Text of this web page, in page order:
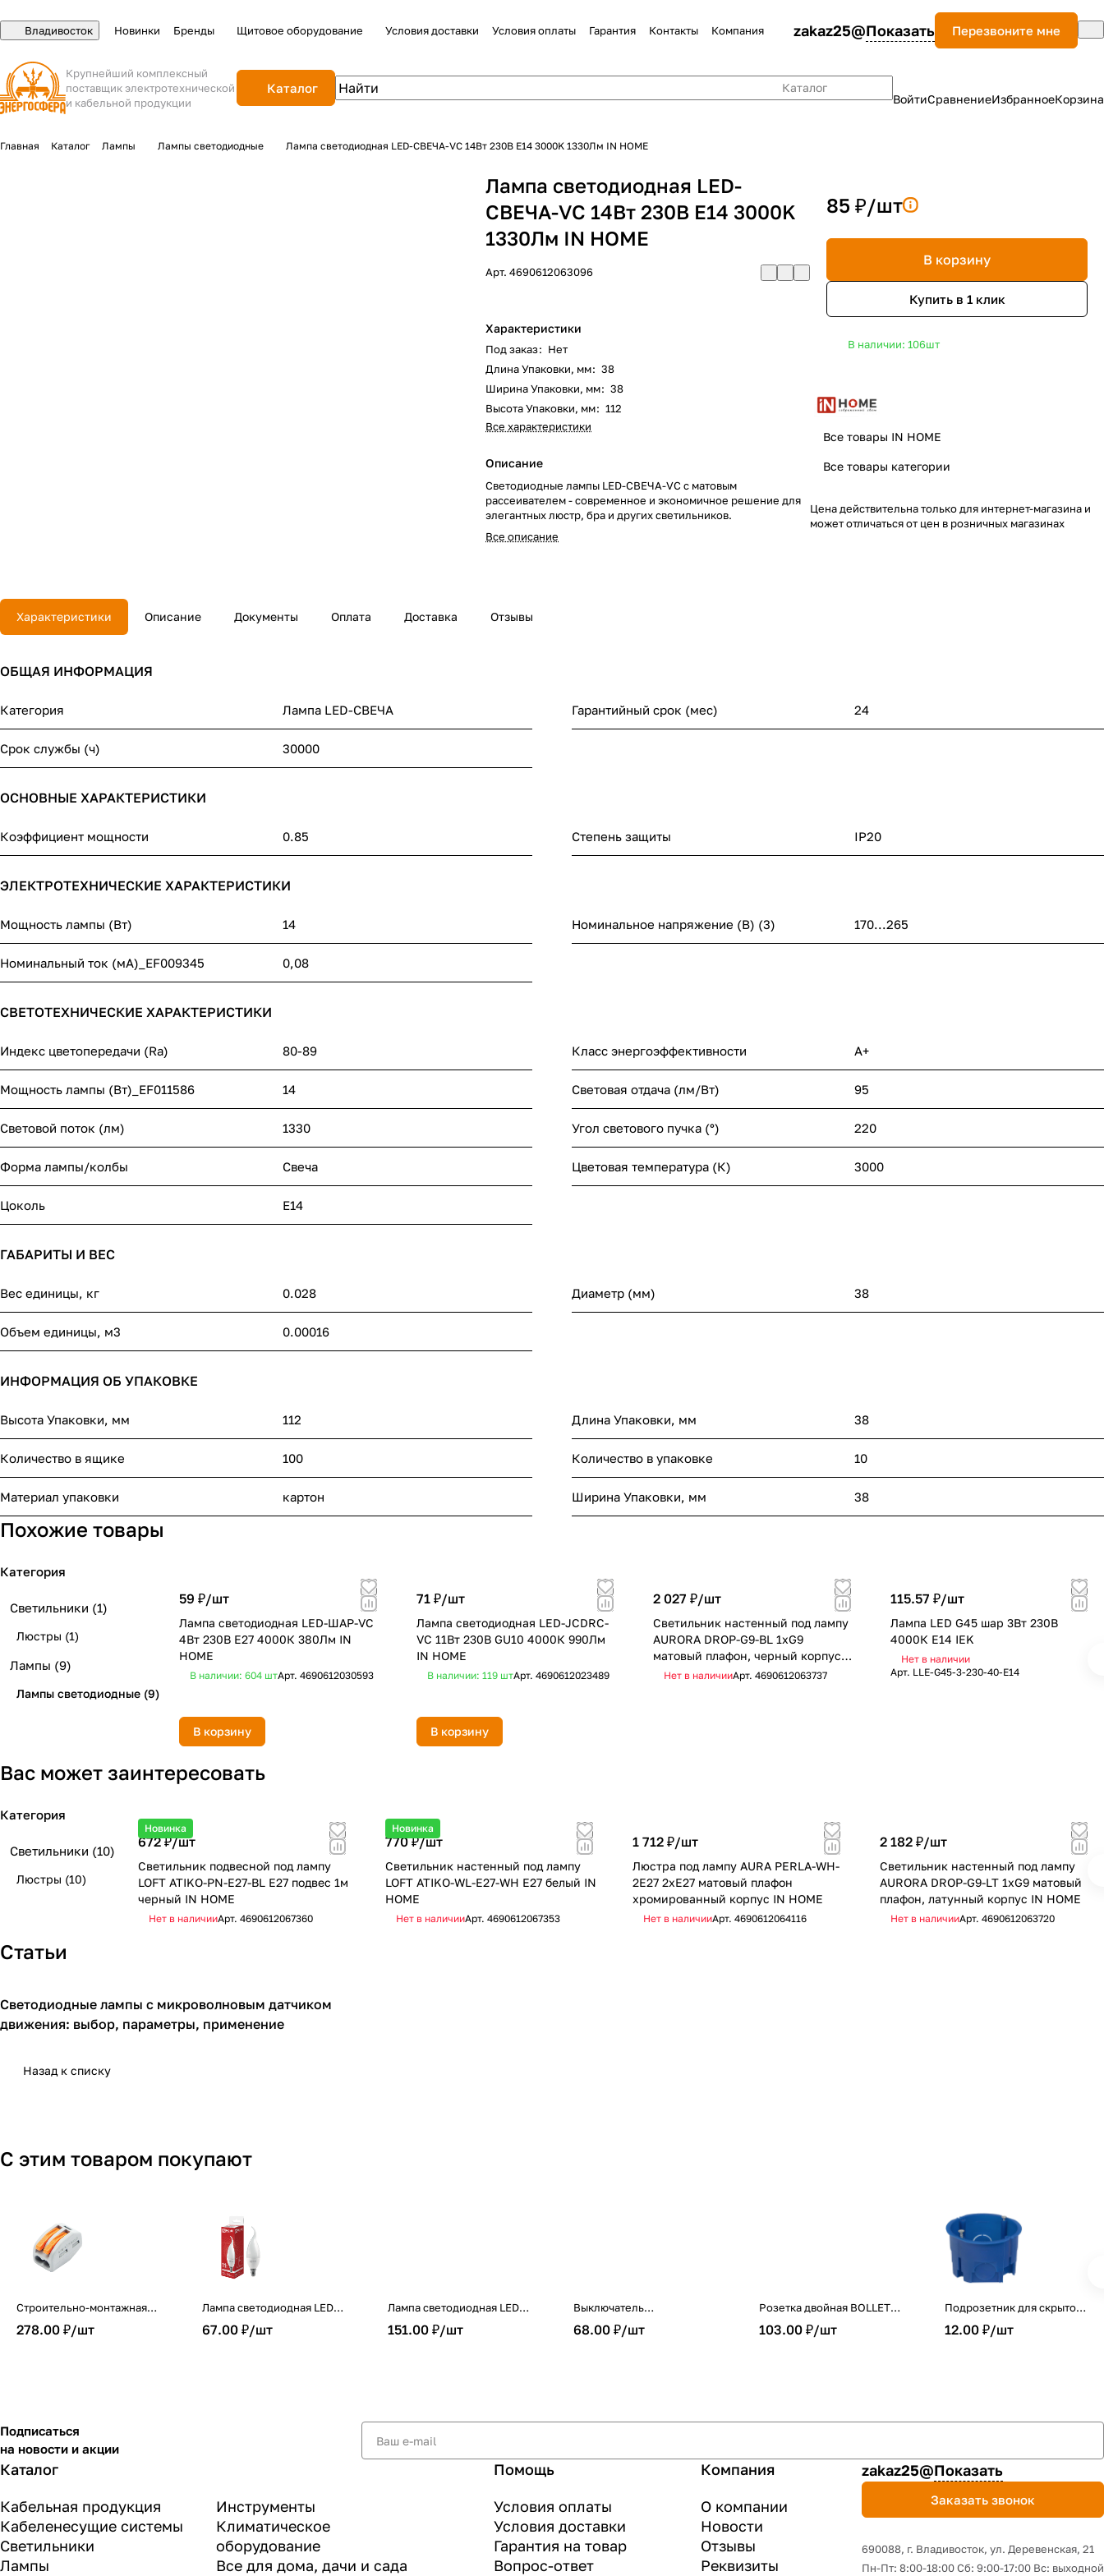
Владивосток Новинки Бренды Щитовое оборудование Условия доставки Условия оплаты Гарантия Контакты Компания zakaz25@Показать Перезвоните мне
Крупнейший комплексный
поставщик электротехнической
и кабельной продукции
Каталог
Каталог
ВойтиСравнениеИзбранноеКорзина
Главная Каталог Лампы Лампы светодиодные Лампа светодиодная LED-СВЕЧА-VC 14Вт 230В E14 3000K 1330Лм IN HOME
Лампа светодиодная LED-
СВЕЧА-VC 14Вт 230В E14 3000K
1330Лм IN HOME
Арт.4690612063096
Характеристики
Под заказ: Нет
Длина Упаковки, мм: 38
Ширина Упаковки, мм: 38
Высота Упаковки, мм: 112
Все характеристики
Описание
Светодиодные лампы LED-СВЕЧА-VC с матовым
рассеивателем - современное и экономичное решение для
элегантных люстр, бра и других светильников.
Все описание
85 ₽/шт
В корзину
Купить в 1 клик
В наличии: 106шт
Все товары IN HOME
Все товары категории
Цена действительна только для интернет-магазина и
может отличаться от цен в розничных магазинах
Характеристики Описание Документы Оплата Доставка Отзывы
ОБЩАЯ ИНФОРМАЦИЯ
Категория Лампа LED-СВЕЧА Гарантийный срок (мес) 24
Срок службы (ч) 30000
ОСНОВНЫЕ ХАРАКТЕРИСТИКИ
Коэффициент мощности 0.85 Степень защиты IP20
ЭЛЕКТРОТЕХНИЧЕСКИЕ ХАРАКТЕРИСТИКИ
Мощность лампы (Вт) 14 Номинальное напряжение (В) (3) 170...265
Номинальный ток (мА)_EF009345 0,08
СВЕТОТЕХНИЧЕСКИЕ ХАРАКТЕРИСТИКИ
Индекс цветопередачи (Ra) 80-89 Класс энергоэффективности A+
Мощность лампы (Вт)_EF011586 14 Световая отдача (лм/Вт) 95
Световой поток (лм) 1330 Угол светового пучка (°) 220
Форма лампы/колбы Свеча Цветовая температура (К) 3000
Цоколь E14
ГАБАРИТЫ И ВЕС
Вес единицы, кг 0.028 Диаметр (мм) 38
Объем единицы, м3 0.00016
ИНФОРМАЦИЯ ОБ УПАКОВКЕ
Высота Упаковки, мм 112 Длина Упаковки, мм 38
Количество в ящике 100 Количество в упаковке 10
Материал упаковки картон Ширина Упаковки, мм 38
Похожие товары
59 ₽/шт
Лампа светодиодная LED-ШАР-VC
4Вт 230В Е27 4000К 380Лм IN
HOME
В наличии: 604 штАрт. 4690612030593
В корзину
71 ₽/шт
Лампа светодиодная LED-JCDRC-
VC 11Вт 230В GU10 4000К 990Лм
IN HOME
В наличии: 119 штАрт. 4690612023489
В корзину
2 027 ₽/шт
Светильник настенный под лампу
AURORA DROP-G9-BL 1хG9
матовый плафон, черный корпус
IN HOME
Нет в наличииАрт. 4690612063737
115.57 ₽/шт
Лампа LED G45 шар 3Вт 230В
4000К E14 IEK
Нет в наличии
Арт. LLE-G45-3-230-40-E14
Категория
Светильники (1)
Люстры (1)
Лампы (9)
Лампы светодиодные (9)
Вас может заинтересовать
Новинка
672 ₽/шт
Светильник подвесной под лампу
LOFT ATIKO-PN-E27-BL Е27 подвес 1м
черный IN HOME
Нет в наличииАрт. 4690612067360
Новинка
770 ₽/шт
Светильник настенный под лампу
LOFT ATIKO-WL-E27-WH Е27 белый IN
HOME
Нет в наличииАрт. 4690612067353
1 712 ₽/шт
Люстра под лампу AURA PERLA-WH-
2E27 2хЕ27 матовый плафон
хромированный корпус IN HOME
Нет в наличииАрт. 4690612064116
2 182 ₽/шт
Светильник настенный под лампу
AURORA DROP-G9-LT 1хG9 матовый
плафон, латунный корпус IN HOME
Нет в наличииАрт. 4690612063720
Категория
Светильники (10)
Люстры (10)
Статьи
Освещение для дома
Светодиодные лампы с микроволновым датчиком
движения: выбор, параметры, применение
Назад к списку
С этим товаром покупают
Строительно-монтажная
клемма СМК 222-412
(25шт./упак.) IN HOME
278.00 ₽/шт
Лампа светодиодная LED-
СВЕЧА НА ВЕТРУ-VC 11Вт
230В Е14 4000К 1050Лм IN
67.00 ₽/шт
Лампа светодиодная LED-
T8-М-PRO 20Вт 230В G13
6500К 2000Лм 1200мм
151.00 ₽/шт
Выключатель
одноклавишный BOLLETO
белый накладной 7021 IN
68.00 ₽/шт
Розетка двойная BOLLETO
белая накладная 7102 IN
HOME
103.00 ₽/шт
Подрозетник для скрытой
установки d=68 для
сплошных стен
12.00 ₽/шт
Подписаться
на новости и акции
Каталог
Кабельная продукция
Кабеленесущие системы
Светильники
Лампы
Инструменты
Климатическое
оборудование
Все для дома, дачи и сада
Помощь
Условия оплаты
Условия доставки
Гарантия на товар
Вопрос-ответ
Компания
О компании
Новости
Отзывы
Реквизиты
zakaz25@Показать
Заказать звонок
690088, г. Владивосток, yл. Деревенская, 21
Пн-Пт: 8:00-18:00 Сб: 9:00-17:00 Вс: выходной